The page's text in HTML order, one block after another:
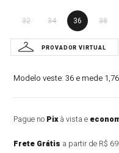
32 34 36 38
Modelo veste:36 e mede
Pague no Pixà vista e
Frete Grátis a partir de R$